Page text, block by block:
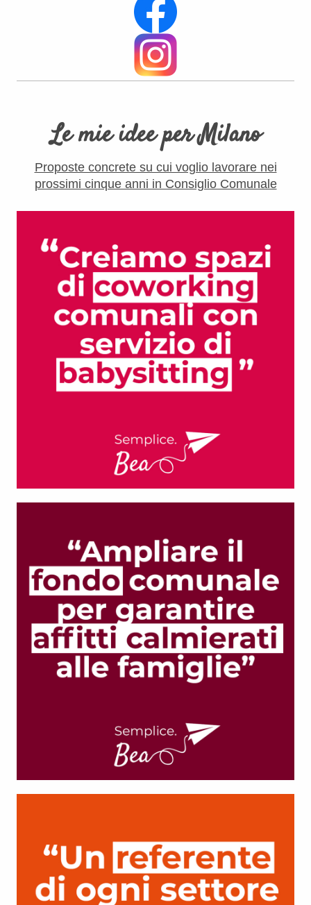
Le mie idee per Milano
Proposte concrete su cui voglio lavorare nei
prossimi cinque anni in Consiglio Comunale